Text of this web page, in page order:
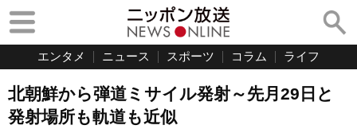
エンタメ ニュース スポーツ コラム ライフ
北朝鮮から弾道ミサイル発射～先月29日と
発射場所も軌道も近似